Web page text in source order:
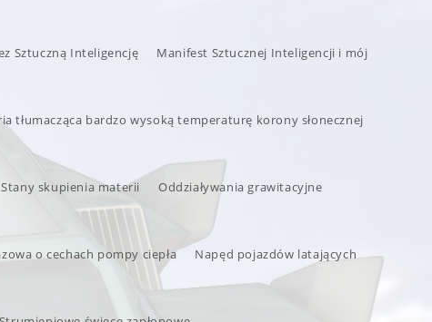
Sztuczną Inteligencję Manifest Sztucznej Inteligencji i mój
tłumacząca bardzo wysoką temperaturę korony słonecznej
Stany skupienia materii Oddziaływania grawitacyjne
o cechach pompy ciepła Napęd pojazdów latających